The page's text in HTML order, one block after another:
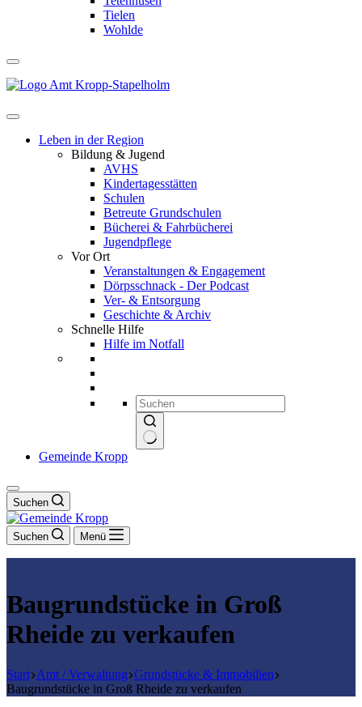
Tielen
Wohlde
Leben in der Region
Bildung & Jugend
AVHS
Kindertagesstätten
Schulen
Betreute Grundschulen
Bücherei & Fahrbücherei
Jugendpflege
Vor Ort
Veranstaltungen & Engagement
Dörpsschnack - Der Podcast
Ver- & Entsorgung
Geschichte & Archiv
Schnelle Hilfe
Hilfe im Notfall
Gemeinde Kropp
Suchen
Suchen Menü
Baugrundstücke in Groß
Rheide zu verkaufen
Start Amt / Verwaltung Grundstücke & Immobilien
Baugrundstücke in Groß Rheide zu verkaufen